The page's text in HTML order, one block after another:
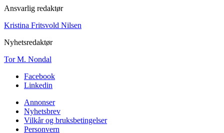
Ansvarlig redaktør
Kristina Fritsvold Nilsen
Nyhetsredaktør
Tor M. Nondal
Facebook
Linkedin
Annonser
Nyhetsbrev
Vilkår og bruksbetingelser
Personvern